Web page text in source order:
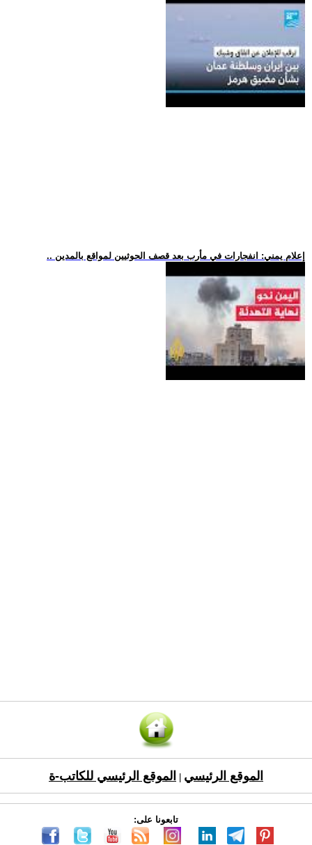
.. إعلام يمني: انفجارات في مأرب بعد قصف الحوثيين لمواقع بالمدين
الموقع الرئيسي الموقع الرئيسي للكاتب-ة
تابعونا على: